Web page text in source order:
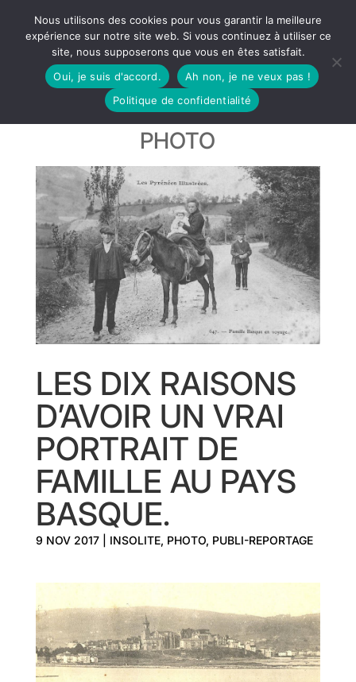
PHOTO
LES DIX RAISONS
D’AVOIR UN VRAI
PORTRAIT DE
FAMILLE AU PAYS
BASQUE.
9 NOV 2017| INSOLITE, PHOTO, PUBLI-REPORTAGE
Nous utilisons des cookies pour vous garantir la meilleure
expérience sur notre site web. Si vous continuez à utiliser ce
site, nous supposerons que vous en êtes satisfait.
Oui, je suis d'accord.
Ah non, je ne veux pas !
Politique de confidentialité